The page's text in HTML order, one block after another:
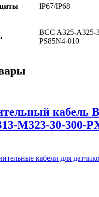
IP67/IP68
BCC A325-A325-
PS85N4-010
кабель
M323-30-300-
кабели для